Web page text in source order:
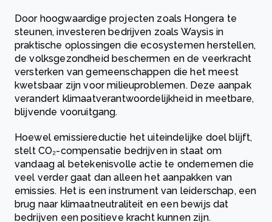
Door hoogwaardige projecten zoals Hongera te
steunen, investeren bedrijven zoals Waysis in
praktische oplossingen die ecosystemen herstellen,
de volksgezondheid beschermen en de veerkracht
versterken van gemeenschappen die het meest
kwetsbaar zijn voor milieuproblemen. Deze aanpak
verandert klimaatverantwoordelijkheid in meetbare,
blijvende vooruitgang.
Hoewel emissiereductie het uiteindelijke doel blijft,
stelt CO₂-compensatie bedrijven in staat om
vandaag al betekenisvolle actie te ondernemen die
veel verder gaat dan alleen het aanpakken van
emissies. Het is een instrument van leiderschap, een
brug naar klimaatneutraliteit en een bewijs dat
bedrijven een positieve kracht kunnen zijn.